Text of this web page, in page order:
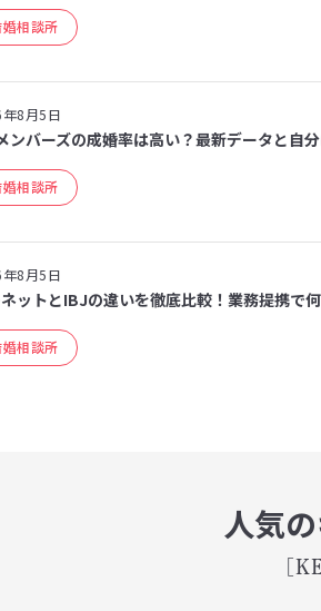
相談所
8月5日
ンバーズの成婚率は高い？最新データと自
相談所
8月5日
ットとIBJの違いを徹底比較！業務提携で
相談所
人気